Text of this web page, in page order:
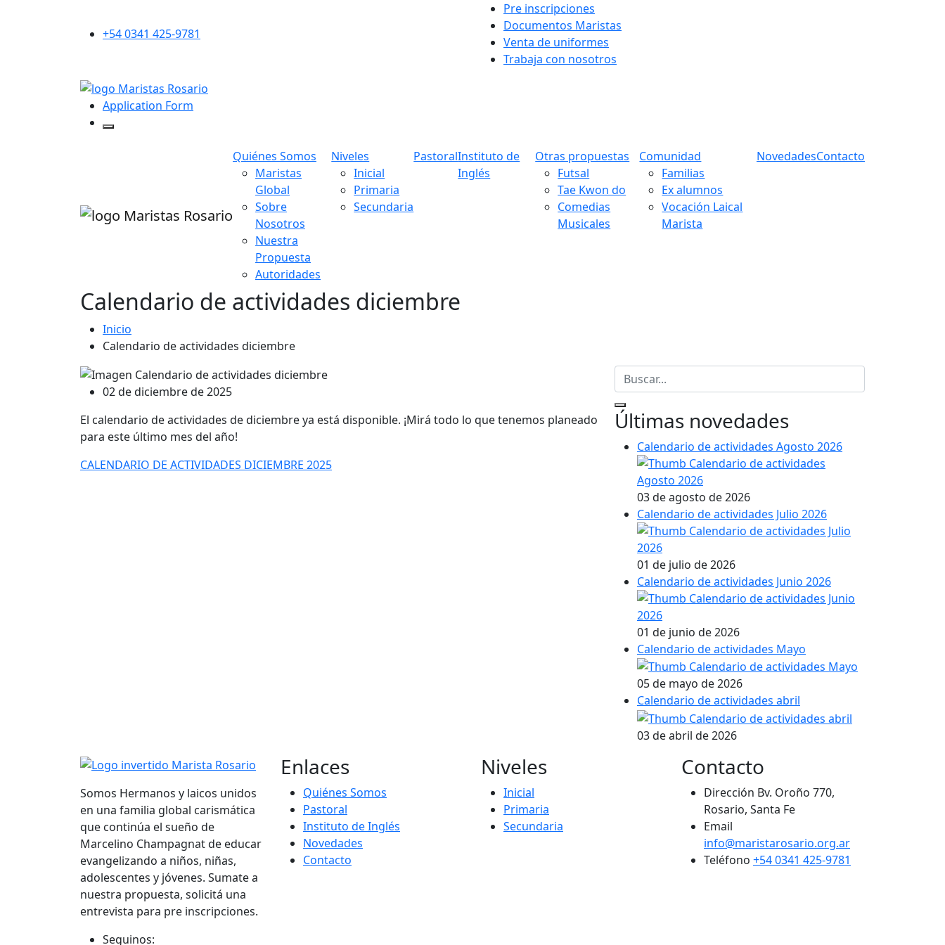
+54 0341 425-9781
Pre inscripciones
Documentos Maristas
Venta de uniformes
Trabaja con nosotros
Application Form
Quiénes Somos
Maristas
Global
Sobre
Nosotros
Nuestra
Propuesta
Autoridades
Niveles
Inicial
Primaria
Secundaria
PastoralInstituto de
Inglés
Otras propuestas
Futsal
Tae Kwon do
Comedias
Musicales
Comunidad
Familias
Ex alumnos
Vocación Laical
Marista
NovedadesContacto
Calendario de actividades diciembre
Inicio
Calendario de actividades diciembre
02 de diciembre de 2025
El calendario de actividades de diciembre ya está disponible. ¡Mirá todo lo que tenemos planeado
para este último mes del año!
CALENDARIO DE ACTIVIDADES DICIEMBRE 2025
Últimas novedades
Calendario de actividades Agosto 2026
03 de agosto de 2026
Calendario de actividades Julio 2026
01 de julio de 2026
Calendario de actividades Junio 2026
01 de junio de 2026
Calendario de actividades Mayo
05 de mayo de 2026
Calendario de actividades abril
03 de abril de 2026
Somos Hermanos y laicos unidos
en una familia global carismática
que continúa el sueño de
Marcelino Champagnat de educar
evangelizando a niños, niñas,
adolescentes y jóvenes. Sumate a
nuestra propuesta, solicitá una
entrevista para pre inscripciones.
Seguinos:
Enlaces
Quiénes Somos
Pastoral
Instituto de Inglés
Novedades
Contacto
Niveles
Inicial
Primaria
Secundaria
Contacto
Dirección Bv. Oroño 770,
Rosario, Santa Fe
Email
info@maristarosario.org.ar
Teléfono +54 0341 425-9781